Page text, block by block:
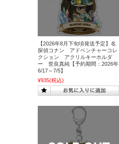
【2026年8月下旬頃発送予定】名
探偵コナン アドベンチャーコレ
クション アクリルキーホルダ
ー 世良真純【予約期間：2026年
6/17～7/5】
¥935(税込)